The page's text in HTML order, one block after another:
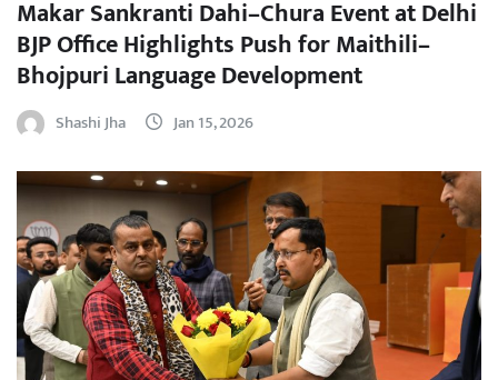
Makar Sankranti Dahi–Chura Event at Delhi
BJP Office Highlights Push for Maithili–
Bhojpuri Language Development
Shashi Jha Jan 15, 2026